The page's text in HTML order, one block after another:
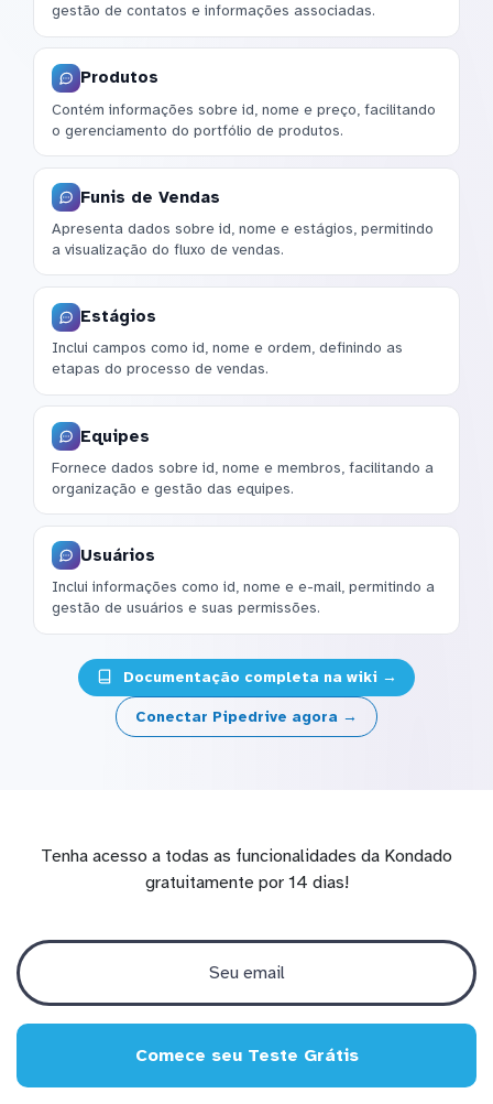
gestão de contatos e informações associadas.
Produtos
Contém informações sobre id, nome e preço, facilitando
o gerenciamento do portfólio de produtos.
Funis de Vendas
Apresenta dados sobre id, nome e estágios, permitindo
a visualização do fluxo de vendas.
Estágios
Inclui campos como id, nome e ordem, definindo as
etapas do processo de vendas.
Equipes
Fornece dados sobre id, nome e membros, facilitando a
organização e gestão das equipes.
Usuários
Inclui informações como id, nome e e-mail, permitindo a
gestão de usuários e suas permissões.
Documentação completa na wiki →
Conectar Pipedrive agora →
Tenha acesso a todas as funcionalidades da Kondado
gratuitamente por 14 dias!
Comece seu Teste Grátis